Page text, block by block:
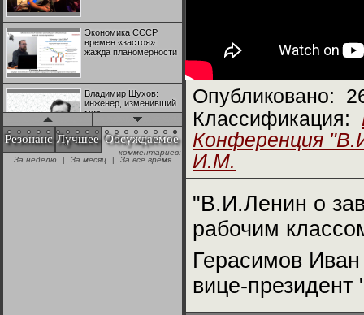
Экономика СССР
времен «застоя»:
жажда планомерности
Владимир Шухов:
инженер, изменивший
мир
"Аркадий Коц" на
эгалите-фесте "Не
Резонанс Лучшее Обсуждаемое
комментариев:
За неделю
| За месяц | За все время
Опубликовано:
Классификация:
Конференция
И.М.
"В.И.Ленин о
рабочим
Герасимов
вице-